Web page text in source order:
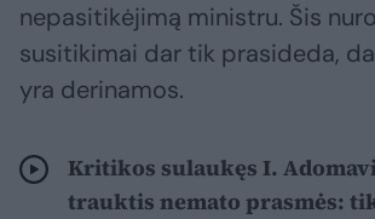
nepasitikėjimą ministru. Šis
susitikimai dar tik prasideda,
yra derinamos.
Kritikos sulaukęs I.
trauktis nemato prasmės: